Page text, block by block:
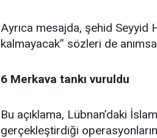
Ayrıca mesajda, şehid Seyyid
kalmayacak” sözleri de
6 Merkava tankı vuruldu
Bu açıklama, Lübnan’daki
gerçekleştirdiği